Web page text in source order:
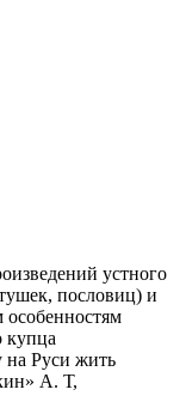
устного
пословиц) и
купца
Руси жить
А. Т,